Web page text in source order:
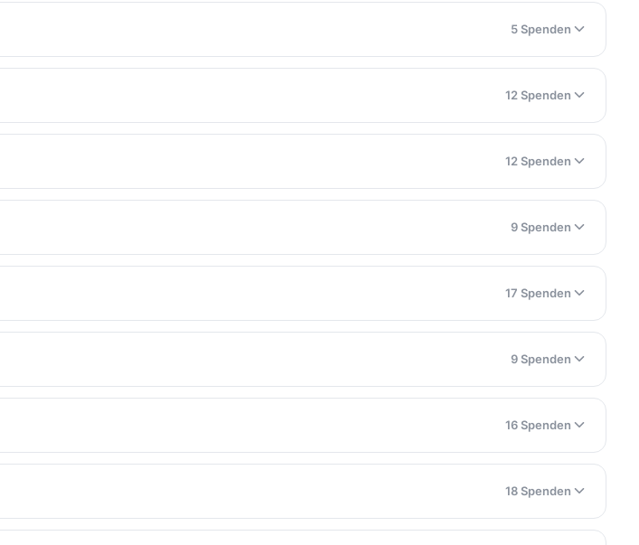
5 Spenden
12 Spenden
12 Spenden
9 Spenden
17 Spenden
9 Spenden
16 Spenden
18 Spenden